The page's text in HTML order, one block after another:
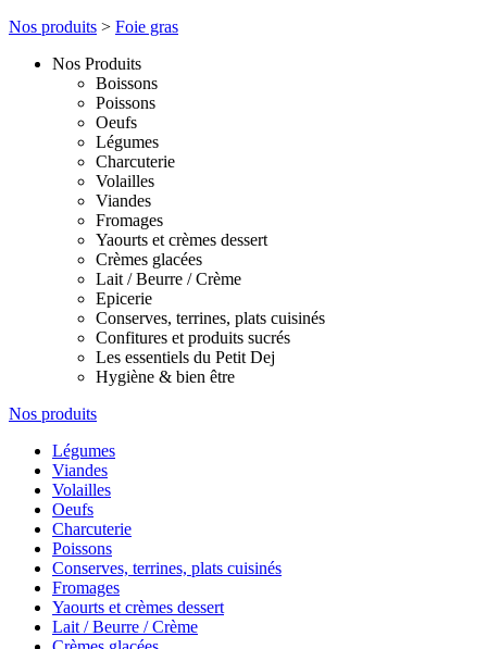
Nos produits > Foie gras
Nos Produits
Boissons
Poissons
Oeufs
Légumes
Charcuterie
Volailles
Viandes
Fromages
Yaourts et crèmes dessert
Crèmes glacées
Lait / Beurre / Crème
Epicerie
Conserves, terrines, plats cuisinés
Confitures et produits sucrés
Les essentiels du Petit Dej
Hygiène & bien être
Nos produits
Légumes
Viandes
Volailles
Oeufs
Charcuterie
Poissons
Conserves, terrines, plats cuisinés
Fromages
Yaourts et crèmes dessert
Lait / Beurre / Crème